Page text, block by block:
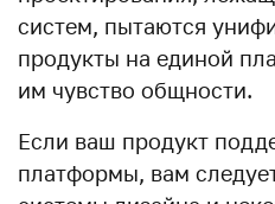
систем, пытаются
продукты на единой
им чувство общности.
Если ваш продукт
платформы, вам